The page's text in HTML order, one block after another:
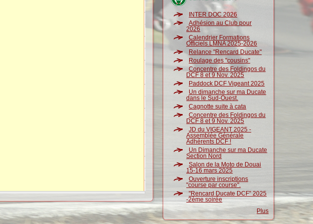
INTER DOC 2026
Adhésion au Club pour
2026
Calendrier Formations
Officiels LMNA 2025-2026
Relance "Rencard Ducate"
Roulage des "cousins"
Concentre des Foldingos du
DCF 8 et 9 Nov. 2025
Paddock DCF Vigeant 2025
Un dimanche sur ma Ducate
dans le Sud-Ouest.
Cagnotte suite à cata
Concentre des Foldingos du
DCF 8 et 9 Nov. 2025
JD du VIGEANT 2025 -
Assemblée Générale
Adhérents DCF !
Un Dimanche sur ma Ducate
Section Nord
Salon de la Moto de Douai
15-16 mars 2025
Ouverture inscriptions
"course par course".
"Rencard Ducate DCF" 2025
-2ème soirée
Plus